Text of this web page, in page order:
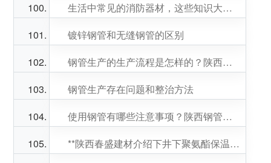
生活中常见的消防器材，这些知识大家都知道吗？
镀锌钢管和无缝钢管的区别
钢管生产的生产流程是怎样的？陕西钢管批发厂家告诉你
钢管生产存在问题和整治方法
使用钢管有哪些注意事项？陕西钢管批发厂家为你整理好了
**陕西春盛建材介绍下井下聚氨酯保温钢管修复的办法